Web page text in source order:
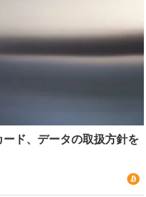
ド、データの取扱方針を